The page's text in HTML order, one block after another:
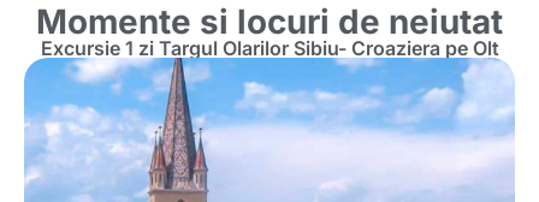
Momente si locuri de neiutat
Excursie 1 zi Targul Olarilor Sibiu- Croaziera pe Olt